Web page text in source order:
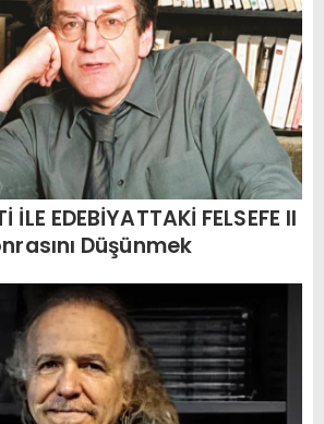
İLE EDEBİYATTAKİ FELSEFE II
Düşünmek